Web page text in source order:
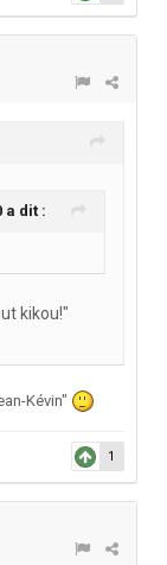
a dit :
kikou!"
Kévin"
1